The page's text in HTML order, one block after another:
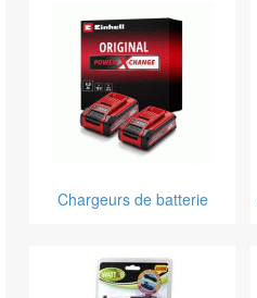
Chargeurs de batterie